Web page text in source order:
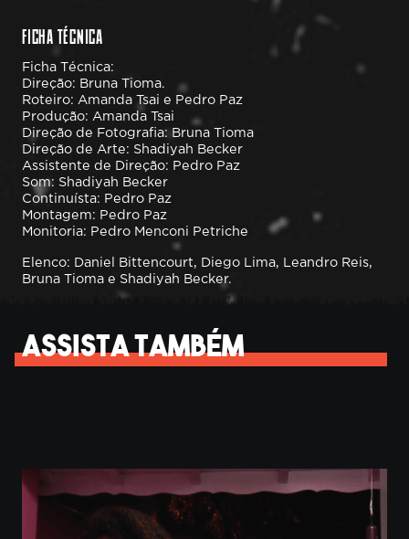
FICHA TÉCNICA
Ficha Técnica:
Direção: Bruna Tioma.
Roteiro: Amanda Tsai e Pedro Paz
Produção: Amanda Tsai
Direção de Fotografia: Bruna Tioma
Direção de Arte: Shadiyah Becker
Assistente de Direção: Pedro Paz
Som: Shadiyah Becker
Continuísta: Pedro Paz
Montagem: Pedro Paz
Monitoria: Pedro Menconi Petriche
Elenco: Daniel Bittencourt, Diego Lima, Leandro Reis,
Bruna Tioma e Shadiyah Becker.
Assista também